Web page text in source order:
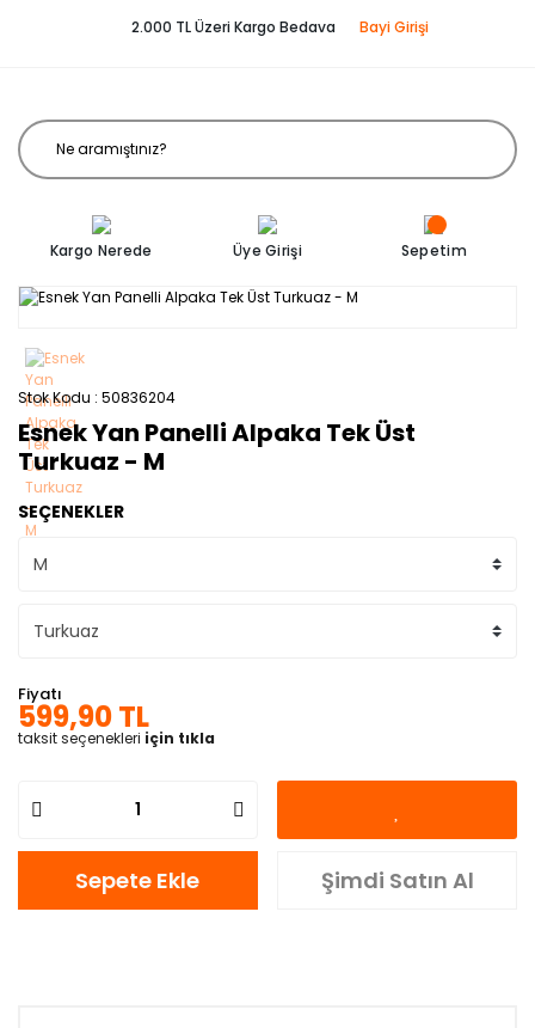
2.000 TL Üzeri Kargo Bedava Bayi Girişi
Kargo Nerede Üye Girişi Sepetim
Stok Kodu 50836204
Esnek Yan Panelli Alpaka Tek Üst
Turkuaz - M
SEÇENEKLER
Fiyatı
599,90 TL
taksit seçenekleri için tıkla
Sepete Ekle Şimdi Satın Al